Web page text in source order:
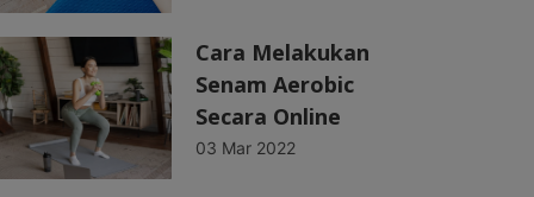
Cara Melakukan
Senam Aerobic
Secara Online
03 Mar 2022